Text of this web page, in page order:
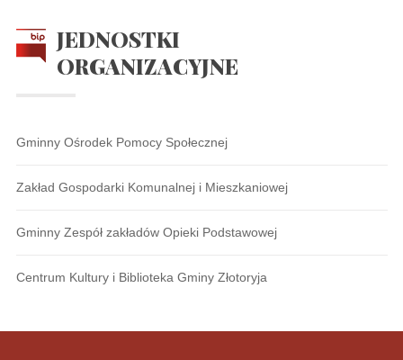
JEDNOSTKI
ORGANIZACYJNE
Gminny Ośrodek Pomocy Społecznej
Zakład Gospodarki Komunalnej i Mieszkaniowej
Gminny Zespół zakładów Opieki Podstawowej
Centrum Kultury i Biblioteka Gminy Złotoryja